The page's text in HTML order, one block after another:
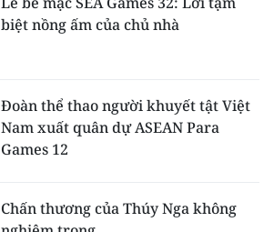
biệt nồng ấm của chủ nhà
Đoàn thể thao người khuyết tật Việt
Nam xuất quân dự ASEAN Para
Games 12
Chấn thương của Thúy Nga không